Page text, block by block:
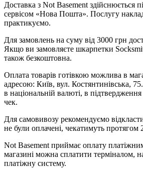
Доставка з Not Basement здійснюється
сервісом «Нова Пошта». Послугу
практикуємо.
Для замовлень на суму від 3000 грн
Якщо ви замовляєте шкарпетки
також безкоштовна.
Оплата товарів готівкою можлива в
адресою: Київ, вул. Костянтинівська,
в національній валюті, в
чек.
Для самовивозу рекомендуємо
не були оплачені, чекатимуть протягом
Not Basement приймає оплату
магазині можна сплатити терміналом,
платіжну систему.